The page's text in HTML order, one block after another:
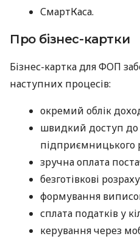
СмартКаса.
Про бізнес-картки
Бізнес-картка для ФОП
наступних процесів:
окремий облік
швидкий доступ до
підприємницького
зручна оплата
безготівкові
формування
сплата податків у
керування через